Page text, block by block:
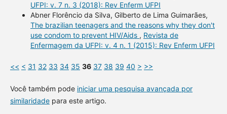
UFPI: v. 7 n. 3 (2018): Rev Enferm UFPI
Abner Florêncio da Silva, Gilberto de Lima Guimarães,
The brazilian teenagers and the reasons why they don't
use condom to prevent HIV/Aids , Revista de
Enfermagem da UFPI: v. 4 n. 1 (2015): Rev Enferm UFPI
<< < 31 32 33 34 35 36 37 38 39 40 > >>
Você também pode iniciar uma pesquisa avançada por
similaridadepara este artigo.